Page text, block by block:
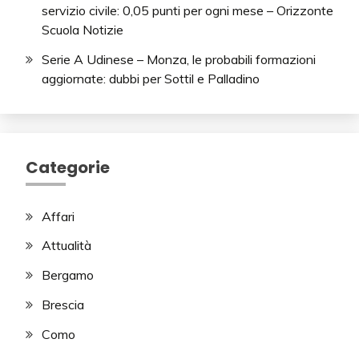
servizio civile: 0,05 punti per ogni mese – Orizzonte
Scuola Notizie
Serie A Udinese – Monza, le probabili formazioni
aggiornate: dubbi per Sottil e Palladino
Categorie
Affari
Attualità
Bergamo
Brescia
Como